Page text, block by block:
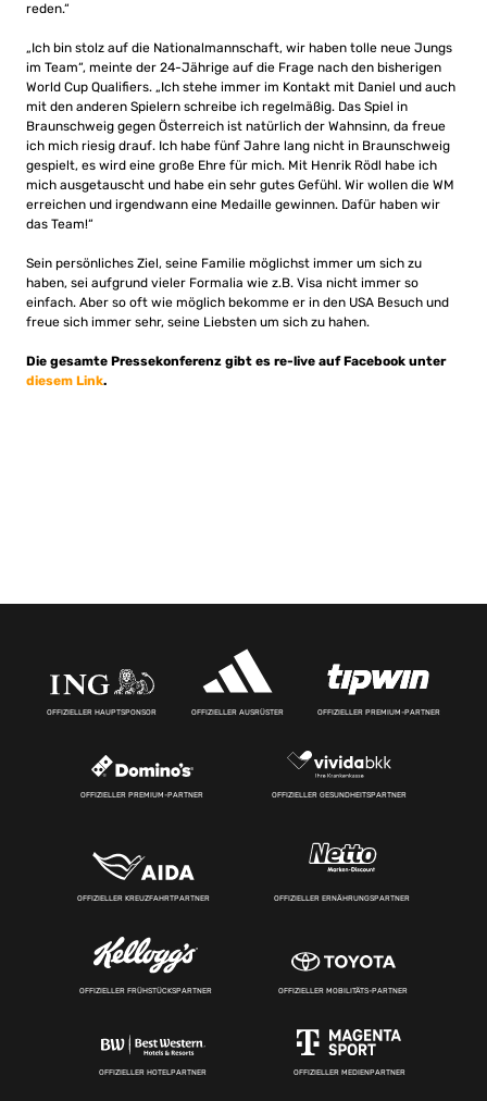
reden.“
„Ich bin stolz auf die Nationalmannschaft, wir haben tolle neue Jungs
im Team“, meinte der 24-Jährige auf die Frage nach den bisherigen
World Cup Qualifiers. „Ich stehe immer im Kontakt mit Daniel und auch
mit den anderen Spielern schreibe ich regelmäßig. Das Spiel in
Braunschweig gegen Österreich ist natürlich der Wahnsinn, da freue
ich mich riesig drauf. Ich habe fünf Jahre lang nicht in Braunschweig
gespielt, es wird eine große Ehre für mich. Mit Henrik Rödl habe ich
mich ausgetauscht und habe ein sehr gutes Gefühl. Wir wollen die WM
erreichen und irgendwann eine Medaille gewinnen. Dafür haben wir
das Team!“
Sein persönliches Ziel, seine Familie möglichst immer um sich zu
haben, sei aufgrund vieler Formalia wie z.B. Visa nicht immer so
einfach. Aber so oft wie möglich bekomme er in den USA Besuch und
freue sich immer sehr, seine Liebsten um sich zu hahen.
Die gesamte Pressekonferenz gibt es re-live auf Facebook unter
diesem Link.
OFFIZIELLER HAUPTSPONSOR OFFIZIELLER AUSRÜSTER OFFIZIELLER PREMIUM-PARTNER
OFFIZIELLER PREMIUM-PARTNER OFFIZIELLER GESUNDHEITSPARTNER
OFFIZIELLER KREUZFAHRTPARTNER OFFIZIELLER ERNÄHRUNGSPARTNER
OFFIZIELLER FRÜHSTÜCKSPARTNER OFFIZIELLER MOBILITÄTS-PARTNER
OFFIZIELLER HOTELPARTNER OFFIZIELLER MEDIENPARTNER